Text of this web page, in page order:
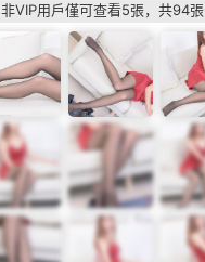
非VIP用戶僅可查看5張，共94張